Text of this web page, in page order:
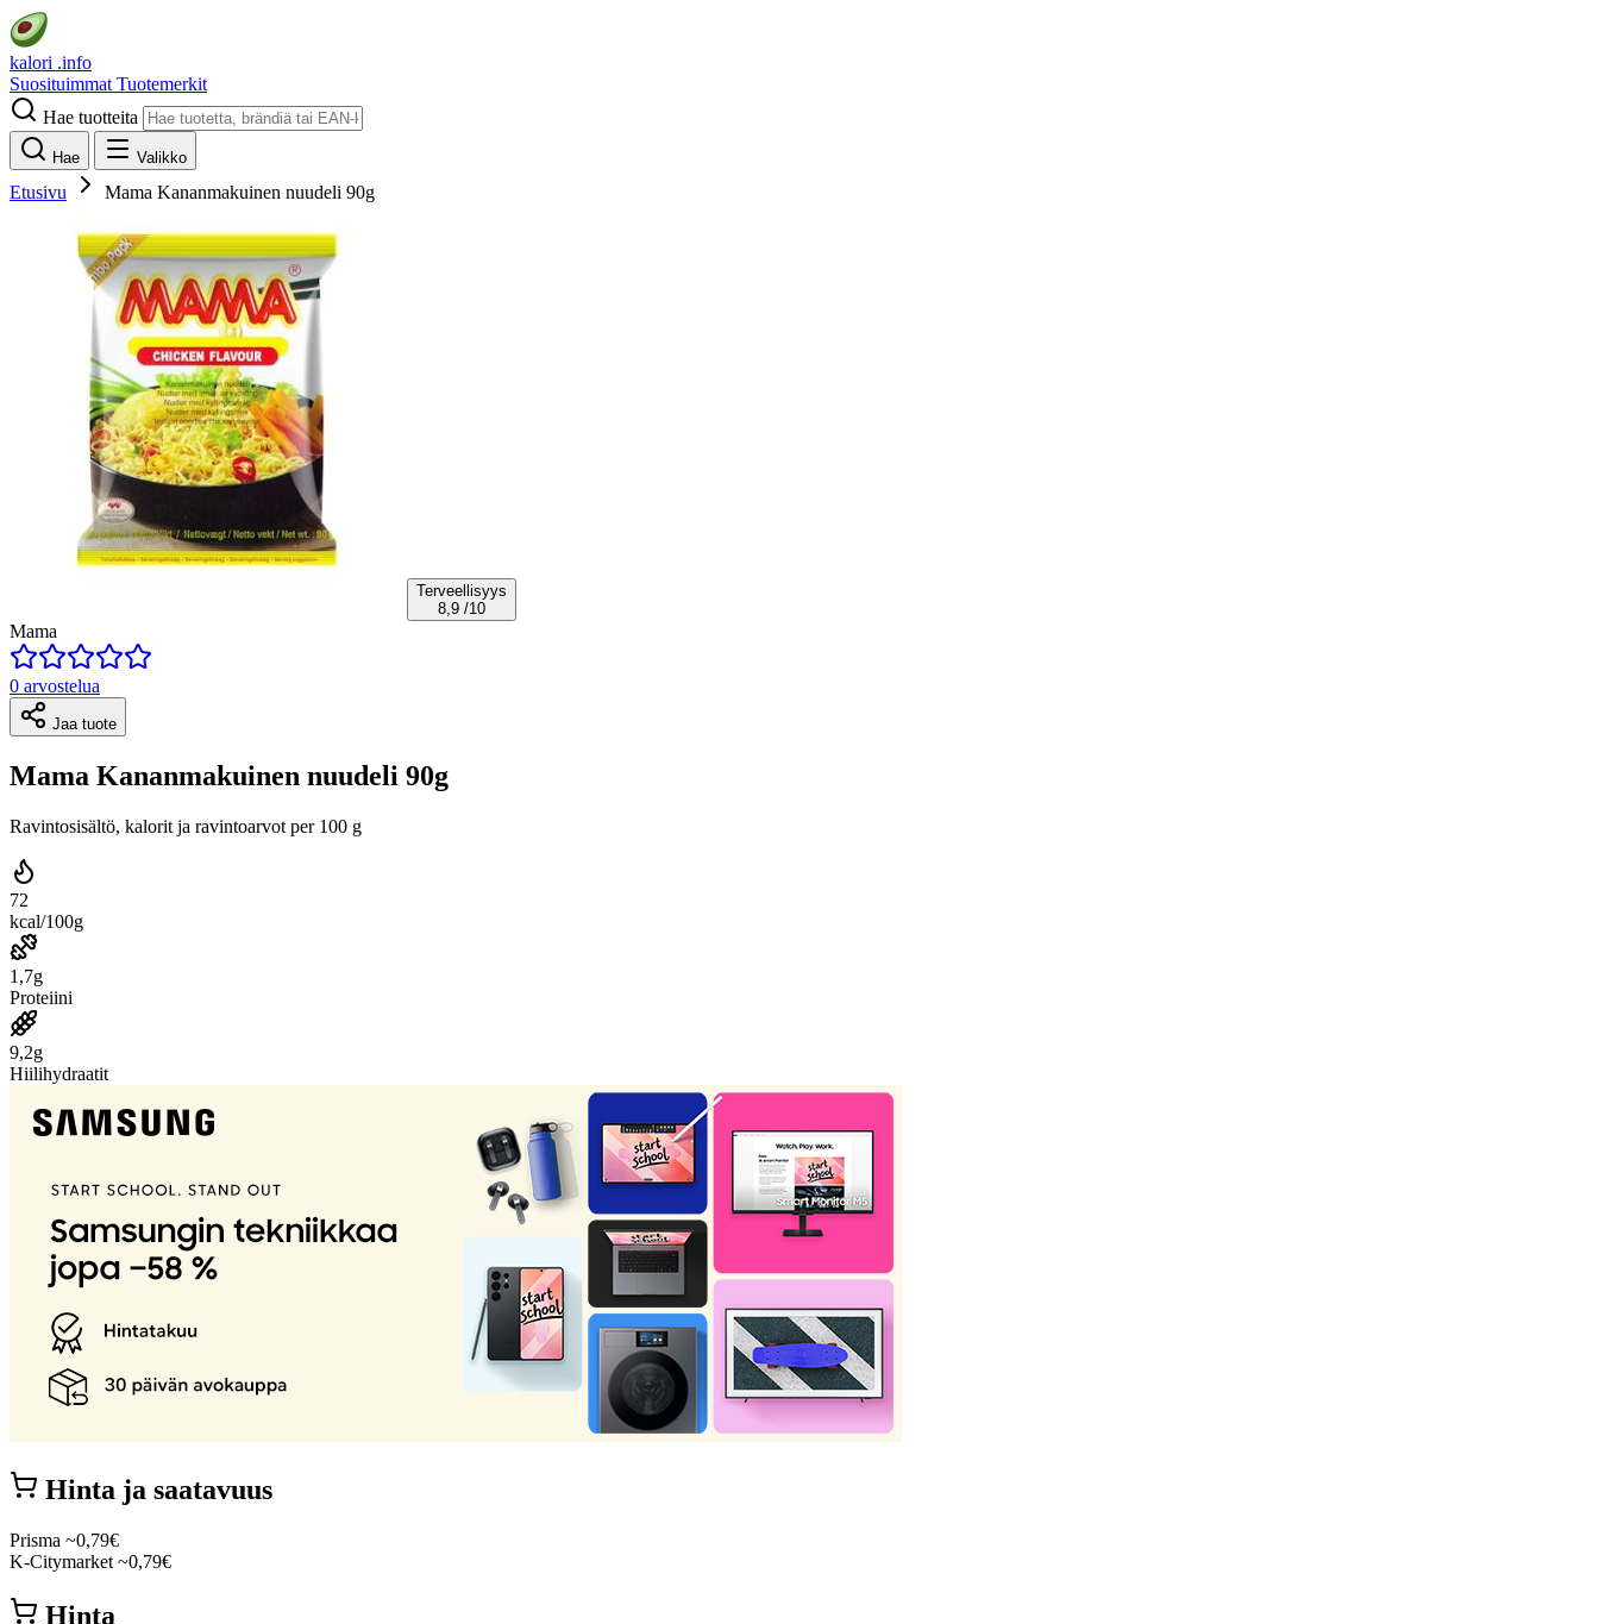
kalori .info
Suosituimmat Tuotemerkit
Hae tuotteita
Hae Valikko
Etusivu Mama Kananmakuinen nuudeli 90g
Terveellisyys
8,9 /10
Mama
0 arvostelua
Jaa tuote
Mama Kananmakuinen nuudeli 90g
Ravintosisältö, kalorit ja ravintoarvot per 100 g
72
kcal/100g
1,7g
Proteiini
9,2g
Hiilihydraatit
Hinta ja saatavuus
Prisma ~0,79€
K-Citymarket ~0,79€
Hinta